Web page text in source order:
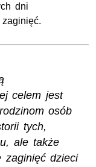
dni
celem jest
osób
tych,
ale także
zaginięć dzieci